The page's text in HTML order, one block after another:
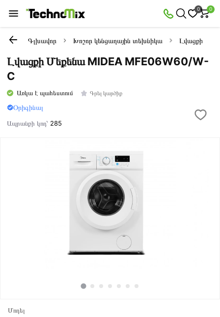
0 0
Գլխավոր Խոշոր կենցաղային տեխնիկա Լվացքի
Լվացքի Մեքենա MIDEA MFE06W60/W-
C
Առկա է պահեստում Գրել կարծիք
Օրիգինալ
Ապրանքի կոդ՝ 285
Մոդել